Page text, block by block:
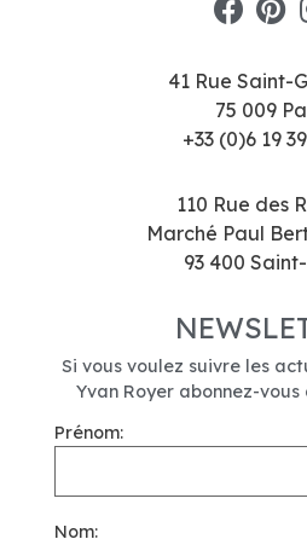
41 Rue Saint-
75 009
+33 (0)6 19
110 Rue des
Marché Paul
93 400
Si vous voulez suivre les
Yvan Royer abonnez-
Prénom:
Nom: